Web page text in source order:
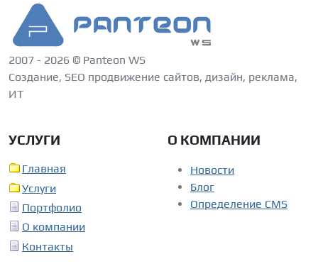
2007 - 2026 © Panteon WS
Создание, SEO продвижение сайтов, дизайн, реклама,
ИТ
УСЛУГИ
Главная
Услуги
Портфолио
О компании
Контакты
О КОМПАНИИ
Новости
Блог
Определение CMS